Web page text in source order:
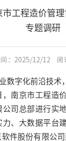
工程造价管
专题调研
：2025/12/12 阅
数字化前沿技术
，南京市工程造
司总部进行实
力、大数据平台
件股份有限公